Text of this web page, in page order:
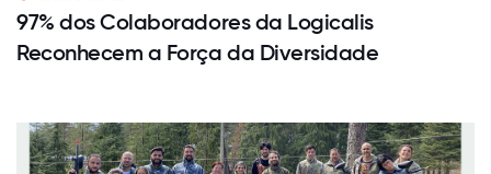
97% dos Colaboradores da Logicalis
Reconhecem a Força da Diversidade